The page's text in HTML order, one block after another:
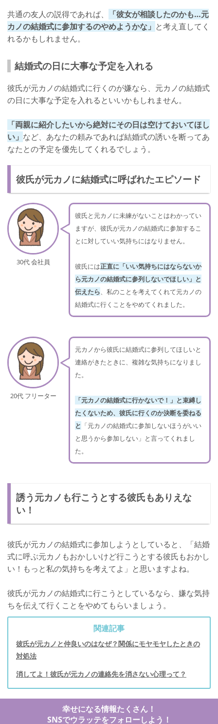
共通の友人の説得であれば、
「彼女が相談したのかも…元
カノの結婚式に参加するのやめようかな」 と考え直してく
れるかもしれません。
結婚式の日に大事な予定を入れる
彼氏が元カノの結婚式に行くのが嫌なら、元カノの結婚式
の日に大事な予定を入れるといいかもしれません。
「両親に紹介したいから絶対にその日は空けておいてほし
い」 など、あなたの頼みであれば結婚式の誘いを断ってあ
なたとの予定を優先してくれるでしょう。
彼氏が元カノに結婚式に呼ばれたエピソード
30代 会社員
彼氏と元カノに未練がないことはわかってい
ますが、彼氏が元カノの結婚式に参加するこ
とに対していい気持ちにはなりません。
彼氏には正直に「いい気持ちにはならないか
ら元カノの結婚式に参列しないでほしい」と
伝えたら 、私のことを考えてくれて元カノの
結婚式に行くことをやめてくれました。
20代 フリーター
元カノから彼氏に結婚式に参列してほしいと
連絡がきたときに、複雑な気持ちになりまし
た。
「元カノの結婚式に行かないで！」と束縛し
たくないため、彼氏に行くのか決断を委ねる
と 「元カノの結婚式に参加しないほうがいい
と思うから参加しない」と言ってくれまし
た。
誘う元カノも行こうとする彼氏もありえな
い！
彼氏が元カノの結婚式に参加しようとしていると、「結婚
式に呼ぶ元カノもおかしいけど行こうとする彼氏もおかし
い！もっと私の気持ちを考えてよ」と思いますよね。
彼氏が元カノの結婚式に行こうとしているなら、嫌な気持
ちを伝えて行くことをやめてもらいましょう。
関連記事
彼氏が元カノと仲良いのはなぜ？関係にモヤモヤしたときの
対処法
消してよ！彼氏が元カノの連絡先を消さない心理って？
幸せになる情報たくさん！
SNSでウラッテをフォローしよう！